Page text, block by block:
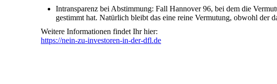
Intransparenz bei Abstimmung: Fall Hannover 96, bei dem die
gestimmt hat. Natürlich bleibt das eine reine Vermutung, obwohl der
Weitere Informationen findet Ihr hier:
https://nein-zu-investoren-in-der-dfl.de